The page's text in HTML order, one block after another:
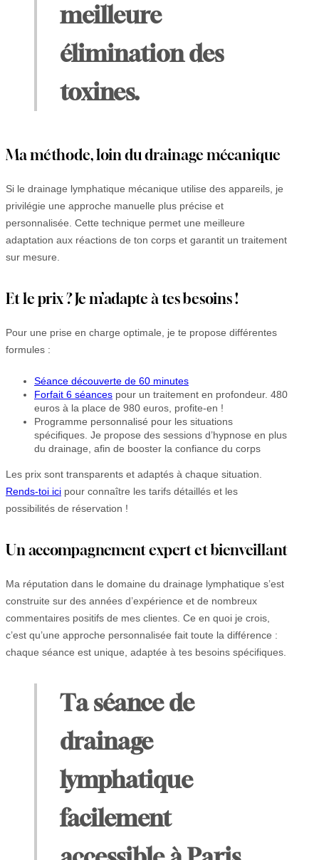
meilleure
élimination des
toxines.
Ma méthode, loin du drainage mécanique
Si le drainage lymphatique mécanique utilise des appareils, je
privilégie une approche manuelle plus précise et
personnalisée. Cette technique permet une meilleure
adaptation aux réactions de ton corps et garantit un traitement
sur mesure.
Et le prix ? Je m’adapte à tes besoins !
Pour une prise en charge optimale, je te propose différentes
formules :
Séance découverte de 60 minutes
Forfait 6 séances pour un traitement en profondeur. 480
euros à la place de 980 euros, profite-en !
Programme personnalisé pour les situations
spécifiques. Je propose des sessions d’hypnose en plus
du drainage, afin de booster la confiance du corps
Les prix sont transparents et adaptés à chaque situation.
Rends-toi ici pour connaître les tarifs détaillés et les
possibilités de réservation !
Un accompagnement expert et bienveillant
Ma réputation dans le domaine du drainage lymphatique s’est
construite sur des années d’expérience et de nombreux
commentaires positifs de mes clientes. Ce en quoi je crois,
c’est qu’une approche personnalisée fait toute la différence :
chaque séance est unique, adaptée à tes besoins spécifiques.
Ta séance de
drainage
lymphatique
facilement